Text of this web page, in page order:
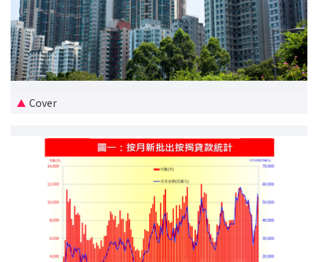
優惠禮遇
新盤優越按揭優惠
中原按揭標籤優惠
推薦齊齊友賞
按揭計算
轉按計算
置業預算
Cover